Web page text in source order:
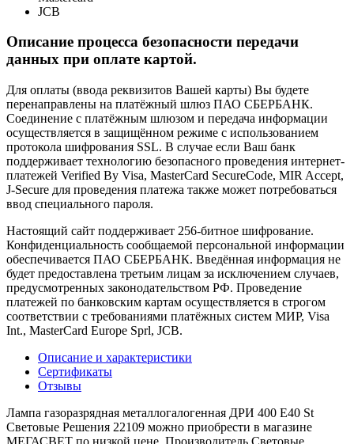
JCB
Описание процесса безопасности передачи
данных при оплате картой.
Для оплаты (ввода реквизитов Вашей карты) Вы будете
перенаправлены на платёжный шлюз ПАО СБЕРБАНК.
Соединение с платёжным шлюзом и передача информации
осуществляется в защищённом режиме с использованием
протокола шифрования SSL. В случае если Ваш банк
поддерживает технологию безопасного проведения интернет-
платежей Verified By Visa, MasterCard SecureCode, MIR Accept,
J-Secure для проведения платежа также может потребоваться
ввод специального пароля.
Настоящий сайт поддерживает 256-битное шифрование.
Конфиденциальность сообщаемой персональной информации
обеспечивается ПАО СБЕРБАНК. Введённая информация не
будет предоставлена третьим лицам за исключением случаев,
предусмотренных законодательством РФ. Проведение
платежей по банковским картам осуществляется в строгом
соответствии с требованиями платёжных систем МИР, Visa
Int., MasterCard Europe Sprl, JCB.
Описание и характеристики
Сертификаты
Отзывы
Лампа газоразрядная металлогалогенная ДРИ 400 E40 St
Световые Решения 22109 можно приобрести в магазине
МЕГАСВЕТ по низкой цене. Производитель Световые